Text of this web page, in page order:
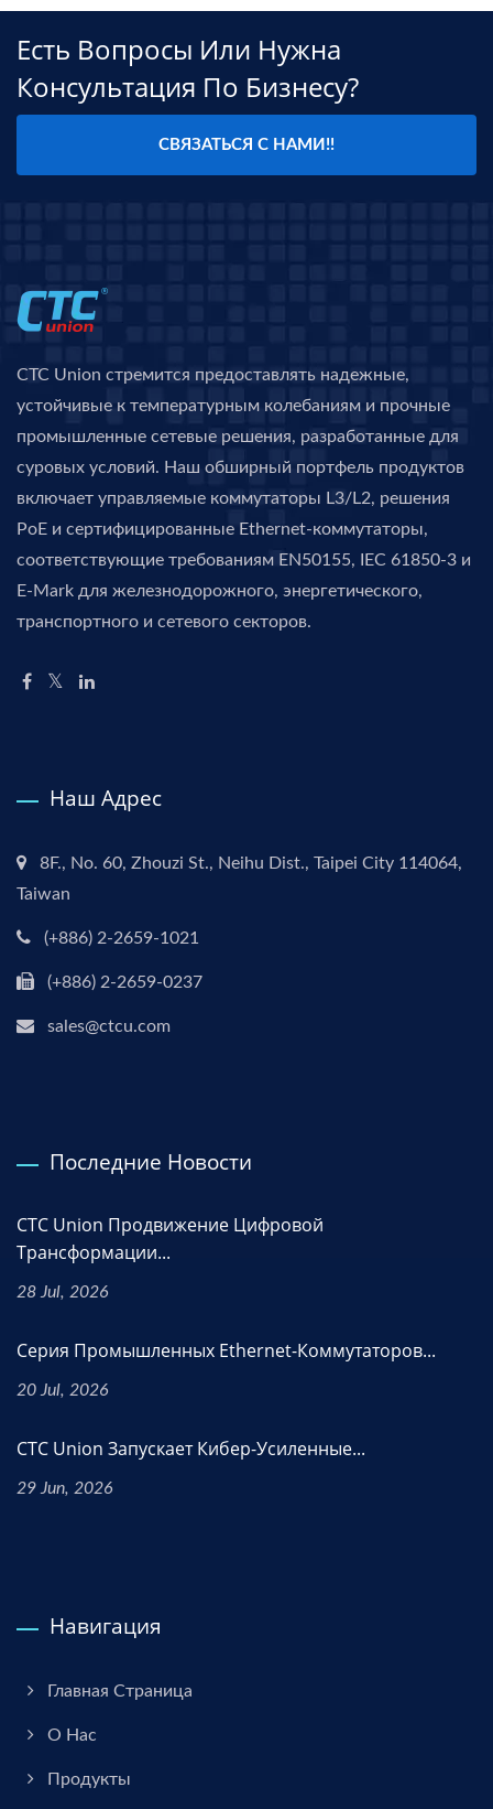
Есть Вопросы Или Нужна
Консультация По Бизнесу?
СВЯЗАТЬСЯ С НАМИ!!
CTC Union стремится предоставлять надежные,
устойчивые к температурным колебаниям и прочные
промышленные сетевые решения, разработанные для
суровых условий. Наш обширный портфель продуктов
включает управляемые коммутаторы L3/L2, решения
PoE и сертифицированные Ethernet-коммутаторы,
соответствующие требованиям EN50155, IEC 61850-3 и
E-Mark для железнодорожного, энергетического,
транспортного и сетевого секторов.
Наш Адрес
8F., No. 60, Zhouzi St., Neihu Dist., Taipei City 114064,
Taiwan
(+886) 2-2659-1021
(+886) 2-2659-0237
sales@ctcu.com
Последние Новости
CTC Union Продвижение Цифровой
Трансформации...
28 Jul, 2026
Серия Промышленных Ethernet-Коммутаторов...
20 Jul, 2026
CTC Union Запускает Кибер-Усиленные...
29 Jun, 2026
Навигация
Главная Страница
О Нас
Продукты